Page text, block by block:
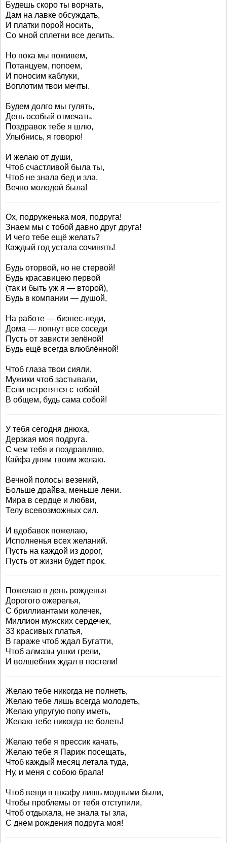
Будешь скоро ты ворчать,
Дам на лавке обсуждать,
И платки порой носить,
Со мной сплетни все делить.
Но пока мы поживем,
Потанцуем, попоем,
И поносим каблуки,
Воплотим твои мечты.
Будем долго мы гулять,
День особый отмечать,
Поздравок тебе я шлю,
Улыбнись, я говорю!
И желаю от души,
Чтоб счастливой была ты,
Чтоб не знала бед и зла,
Вечно молодой была!
Ох, подруженька моя, подруга!
Знаем мы с тобой давно друг друга!
И чего тебе ещё желать?
Каждый год устала сочинять!
Будь оторвой, но не стервой!
Будь красавицею первой
(так и быть уж я — второй),
Будь в компании — душой,
На работе — бизнес-леди,
Дома — лопнут все соседи
Пусть от зависти зелёной!
Будь ещё всегда влюблённой!
Чтоб глаза твои сияли,
Мужики чтоб застывали,
Если встретятся с тобой!
В общем, будь сама собой!
У тебя сегодня днюха,
Дерзкая моя подруга.
С чем тебя и поздравляю,
Кайфа дням твоим желаю.
Вечной полосы везений,
Больше драйва, меньше лени.
Мира в сердце и любви,
Телу всевозможных сил.
И вдобавок пожелаю,
Исполненья всех желаний.
Пусть на каждой из дорог,
Пусть от жизни будет прок.
Пожелаю в день рожденья
Дорогого ожерелья,
С бриллиантами колечек,
Миллион мужских сердечек,
33 красивых платья,
В гараже чтоб ждал Бугатти,
Чтоб алмазы ушки грели,
И волшебник ждал в постели!
Желаю тебе никогда не полнеть,
Желаю тебе лишь всегда молодеть,
Желаю упругую попу иметь,
Желаю тебе никогда не болеть!
Желаю тебе я прессик качать,
Желаю тебе я Париж посещать,
Чтоб каждый месяц летала туда,
Ну, и меня с собою брала!
Чтоб вещи в шкафу лишь модными были,
Чтобы проблемы от тебя отступили,
Чтоб отдыхала, не знала ты зла,
С днем рождения подруга моя!